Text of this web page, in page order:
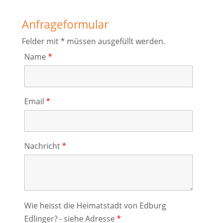
Anfrageformular
Felder mit * müssen ausgefüllt werden.
Name *
Email *
Nachricht*
Wie heisst die Heimatstadt von Edburg
Edlinger? - siehe Adresse *